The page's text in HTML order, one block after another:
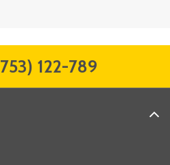
122-789